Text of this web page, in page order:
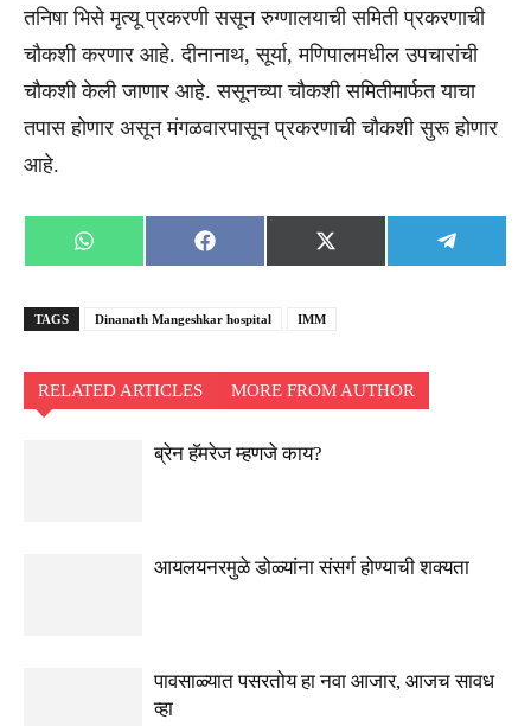
तनिषा भिसे मृत्यू प्रकरणी ससून रुग्णालयाची समिती प्रकरणाची
चौकशी करणार आहे. दीनानाथ, सूर्या, मणिपालमधील उपचारांची
चौकशी केली जाणार आहे. ससूनच्या चौकशी समितीमार्फत याचा
तपास होणार असून मंगळवारपासून प्रकरणाची चौकशी सुरू होणार
आहे.
Share
on
WhatsApp
Share
on
Facebook
Share
on
X
(Twitter)
Share
on
TAGS Dinanath Mangeshkar hospital IMM
RELATED ARTICLES MORE FROM AUTHOR
ब्रेन हॅमरेज म्हणजे काय?
आयलयनरमुळे डोळ्यांना संसर्ग होण्याची शक्यता
पावसाळ्यात पसरतोय हा नवा आजार, आजच सावध
व्हा